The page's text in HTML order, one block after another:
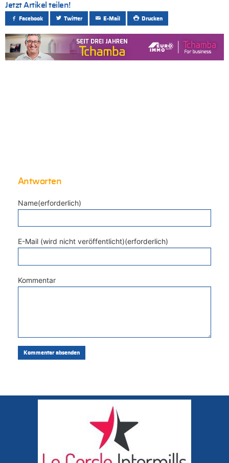
Jetzt Artikel teilen!
Facebook Twitter E-Mail Drucken
Antworten
Name(erforderlich)
E-Mail (wird nicht veröffentlicht)(erforderlich)
Kommentar